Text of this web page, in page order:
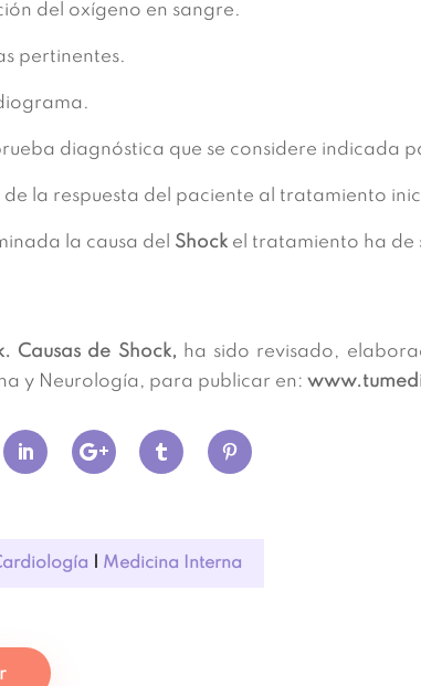
del oxígeno en sangre.
pertinentes.
diagnóstica que se considere indicada
la respuesta del paciente al tratamiento
la causa del Shock el tratamiento ha de
Causas de Shock, ha sido revisado,
y Neurología, para publicar en:
Medicina Interna